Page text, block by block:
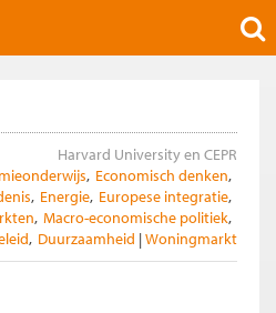
Harvard University en CEPR
Economisch denken
Energie Europese integratie
Macro-economische politiek
Duurzaamheid Woningmarkt